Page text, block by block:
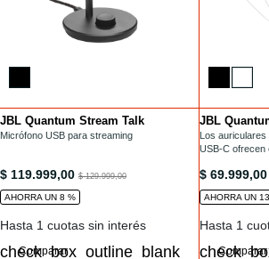
JBL Quantum Stream Talk
/microfonos/QUANTUM-STREAM-TALK.html
Micrófono USB para streaming
/microfonos/QUANTUM-STREAM-TALK.html
$ 119.999,00 $ 129.999,00
AHORRA UN 8 %
Installments
Hasta 1 cuotas sin interés
Comparar
JBL
/con-cable/
Los
USB-C ofrecen
pequeño.
/con-cable/
$ 69.999,00
AHORRA UN
Installments
Hasta 1
Comparar